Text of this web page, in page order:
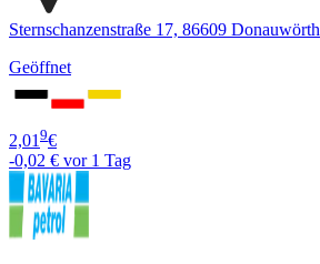
Sternschanzenstraße 17, 86609 Donauwörth
Geöffnet
2,019€
-0,02 € vor 1 Tag